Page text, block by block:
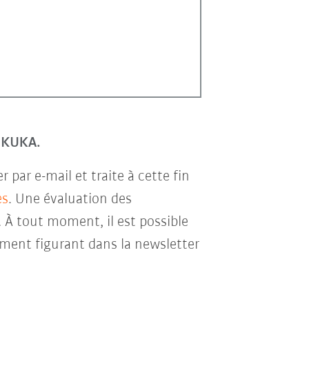
par e-mail et traite à cette fin
. Une évaluation des
À tout moment, il est possible
figurant dans la newsletter